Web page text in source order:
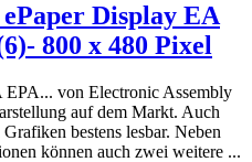
Display EA
800 x 480 Pixel
EPA... von Electronic Assembly
auf dem Markt. Auch
bestens lesbar. Neben
können auch zwei weitere ...